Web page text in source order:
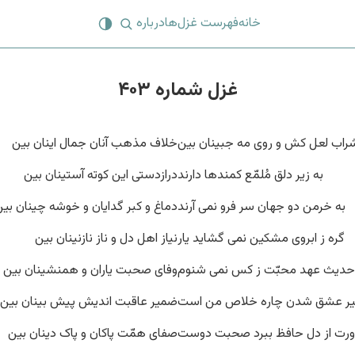
خانهفهرست غزل‌هادرباره
غزل شماره ۴۰۳
لعل کش و روی مه جبینان بینخلاف مذهب آنان جمال اینان بین
به زیر دلق مُلمّع کمندها دارنددرازدستی این کوته آستینان بین
به خرمن دو جهان سر فرو نمی آرنددماغ و کبر گدایان و خوشه چینان
گره ز ابروی مشکین نمی گشاید یارنیاز اهل دل و ناز نازنینان بین
حدیث عهد محبّت ز کس نمی شنوموفای صحبت یاران و همنشینان بین
عشق شدن چاره خلاص من استضمیر عاقبت اندیش پیش بینان بین
از دل حافظ ببرد صحبت دوستصفای همّت پاکان و پاک دینان بین